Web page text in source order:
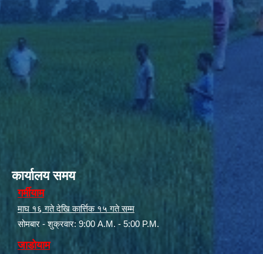
कार्यालय समय
गर्मीयाम
माघ १६ गते देखि कार्त्तिक १५ गते सम्म
सोमबार - शुक्रवार: 9:00 A.M. - 5:00 P.M.
जाडोयाम